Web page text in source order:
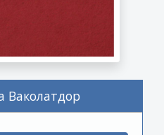
Ваколатдор